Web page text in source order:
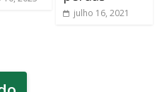
julho 16, 2021